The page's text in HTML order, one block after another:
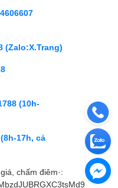
(Zalo:X.Trang)
(10h-
17h, cả
chấm điêm·: